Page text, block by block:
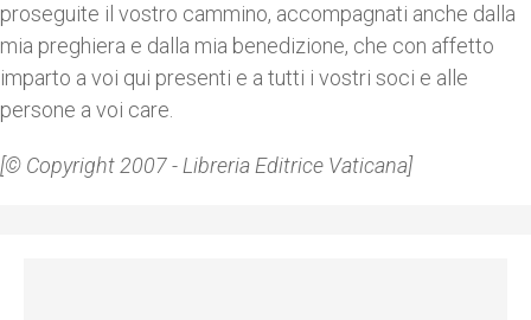
proseguite il vostro cammino, accompagnati anche dalla
mia preghiera e dalla mia benedizione, che con affetto
imparto a voi qui presenti e a tutti i vostri soci e alle
persone a voi care.
[© Copyright 2007 - Libreria Editrice Vaticana]